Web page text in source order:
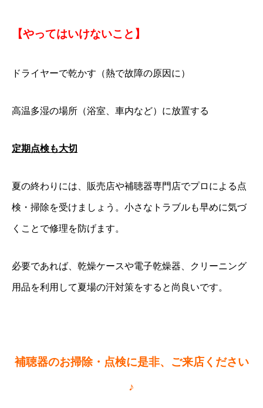
【やってはいけないこと】
ドライヤーで乾かす（熱で故障の原因に）
高温多湿の場所（浴室、車内など）に放置する
定期点検も大切
夏の終わりには、販売店や補聴器専門店でプロによる点
検・掃除を受けましょう。 小さなトラブルも早めに気づ
くことで修理を防げます。
必要であれば、乾燥ケースや電子乾燥器、クリーニング
用品を利用して夏場の汗対策をすると尚良いです。
補聴器のお掃除・点検に是非、ご来店ください
♪